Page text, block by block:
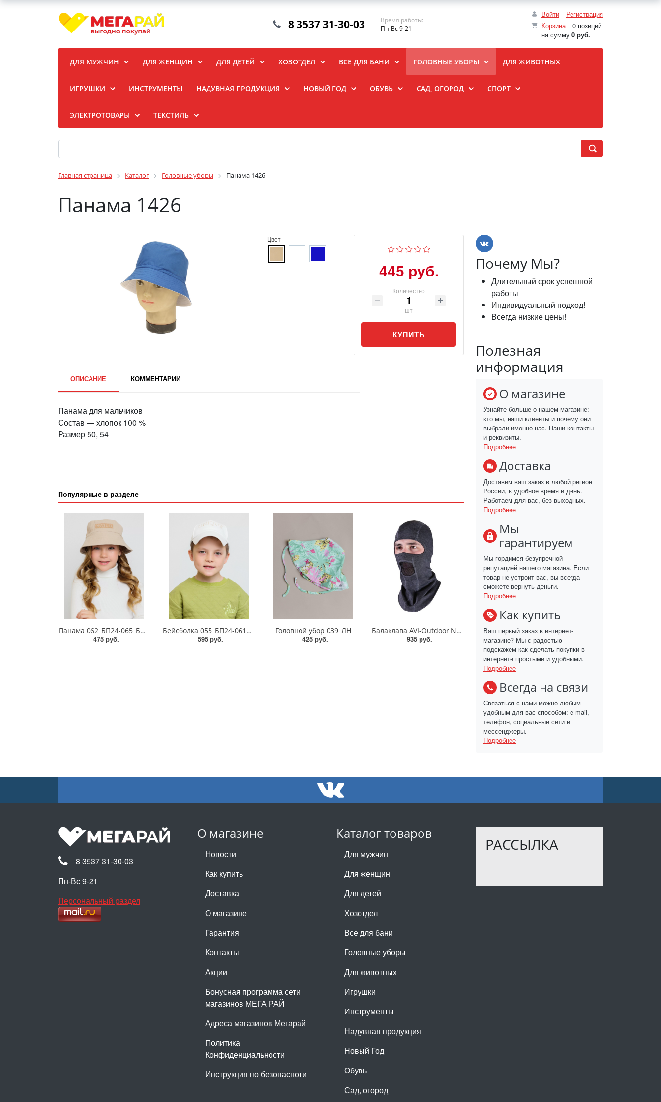
Войти
Регистрация
Корзина
0 позиций
на сумму 0 руб.
8 3537 31-30-03
Время работы:
Пн-Вс 9-21
ДЛЯ МУЖЧИН ДЛЯ ЖЕНЩИН ДЛЯ ДЕТЕЙ ХОЗОТДЕЛ ВСЕ ДЛЯ БАНИ ГОЛОВНЫЕ УБОРЫ ДЛЯ ЖИВОТНЫХ
ИГРУШКИ ИНСТРУМЕНТЫ НАДУВНАЯ ПРОДУКЦИЯ НОВЫЙ ГОД ОБУВЬ САД, ОГОРОД СПОРТ
ЭЛЕКТРОТОВАРЫ ТЕКСТИЛЬ
Главная страница Каталог Головные уборы Панама 1426
Панама 1426
Цвет
445 руб.
Количество
шт
КУПИТЬ
ОПИСАНИЕ КОММЕНТАРИИ
Панама для мальчиков
Состав — хлопок 100 %
Размер 50, 54
Популярные в разделе
Панама 062_БП24-065_БП24
475 руб.
Бейсболка 055_БП24-061_БП24
595 руб.
Головной убор 039_ЛН
425 руб.
Балаклава AVI-Outdoor NordKapp/6051
935 руб.
Почему Мы?
Длительный срок успешной
работы
Индивидуальный подход!
Всегда низкие цены!
Полезная
информация
О магазине
Узнайте больше о нашем магазине:
кто мы, наши клиенты и почему они
выбрали именно нас. Наши контакты
и реквизиты.
Подробнее
Доставка
Доставим ваш заказ в любой регион
России, в удобное время и день.
Работаем для вас, без выходных.
Подробнее
Мы
гарантируем
Мы гордимся безупречной
репутацией нашего магазина. Если
товар не устроит вас, вы всегда
сможете вернуть деньги.
Подробнее
Как купить
Ваш первый заказ в интернет-
магазине? Мы с радостью
подскажем как сделать покупки в
интернете простыми и удобными.
Подробнее
Всегда на связи
Связаться с нами можно любым
удобным для вас способом: e-mail,
телефон, социальные сети и
мессенджеры.
Подробнее
О магазине
Новости
Как купить
Доставка
О магазине
Гарантия
Контакты
Акции
Бонусная программа сети
магазинов МЕГА РАЙ
Адреса магазинов Мегарай
Политика
Конфиденциальности
Инструкция по безопасноти
Каталог товаров
Для мужчин
Для женщин
Для детей
Хозотдел
Все для бани
Головные уборы
Для животных
Игрушки
Инструменты
Надувная продукция
Новый Год
Обувь
Сад, огород
РАССЫЛКА
8 3537 31-30-03
Пн-Вс 9-21
Персональный раздел